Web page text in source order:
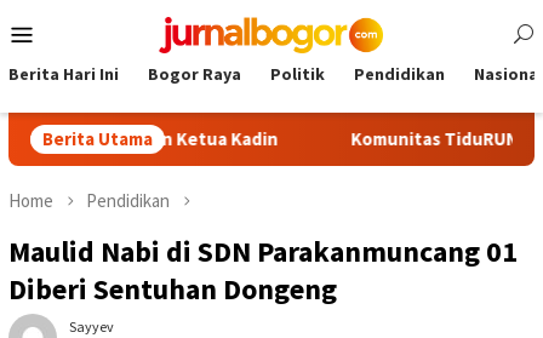
to
Menu
Berita Hari Ini Bogor Raya Politik Pendidikan Nasional
Berita Utama
Calon Ketua Kadin Komunitas TiduRUN Jajal Jalur
Home Pendidikan
Maulid Nabi di SDN Parakanmuncang 01
Diberi Sentuhan Dongeng
Sayyev